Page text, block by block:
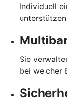
Individuell
Sie
bei welcher